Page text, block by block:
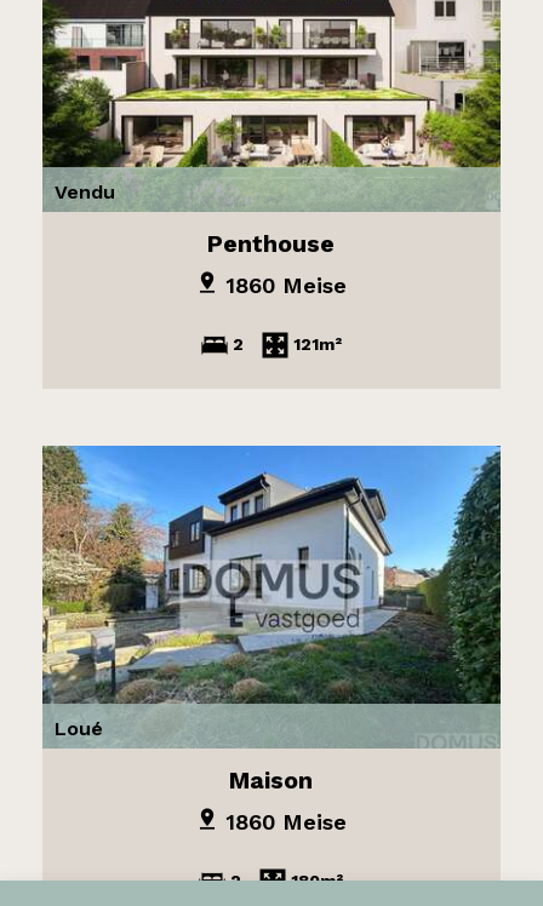
Vendu
Penthouse
1860 Meise
2 121m²
Loué
Maison
1860 Meise
2 180m²